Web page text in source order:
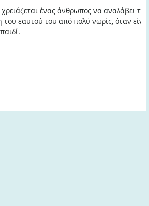
ένας άνθρωπος να αναλάβει την
του εαυτού του από πολύ νωρίς, όταν είναι